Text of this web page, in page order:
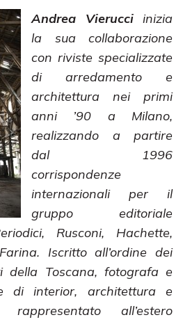
Andrea Vierucci inizia
la sua collaborazione
con riviste specializzate
di arredamento e
architettura nei primi
anni ’90 a Milano,
realizzando a partire
dal 1996
corrispondenze
internazionali per il
gruppo editoriale
Rusconi, Hachette,
Iscritto all’ordine dei
della Toscana, fotografa e
di interior, architettura e
all’estero